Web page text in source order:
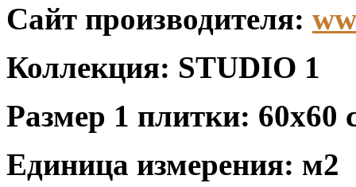
Сайт производителя:
Коллекция: STUDIO 1
Размер 1 плитки: 60x60
Единица измерения: м2